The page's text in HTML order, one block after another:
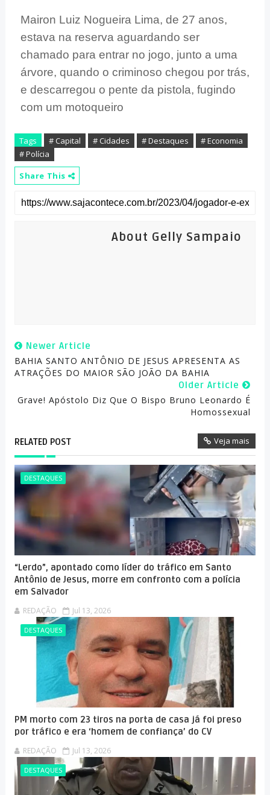
Mairon Luiz Nogueira Lima, de 27 anos,
estava na reserva aguardando ser
chamado para entrar no jogo, junto a uma
árvore, quando o criminoso chegou por trás,
e descarregou o pente da pistola, fugindo
com um motoqueiro
Tags # Capital # Cidades # Destaques
# Economia
# Polícia
Share This
About Gelly Sampaio
Newer Article
BAHIA SANTO ANTÔNIO DE JESUS APRESENTA AS
ATRAÇÕES DO MAIOR SÃO JOÃO DA BAHIA
Older Article
Grave! Apóstolo Diz Que O Bispo Bruno Leonardo É
Homossexual
RELATED POST Veja mais
DESTAQUES
“Lerdo”, apontado como líder do tráfico em Santo
Antônio de Jesus, morre em confronto com a polícia
em Salvador
REDAÇÃO Jul 13, 2026
DESTAQUES
PM morto com 23 tiros na porta de casa já foi preso
por tráfico e era ‘homem de confiança’ do CV
REDAÇÃO Jul 13, 2026
DESTAQUES